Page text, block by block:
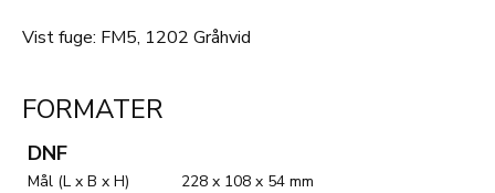
Vist fuge: FM5, 1202 Gråhvid
FORMATER
DNF
Mål (L x B x H)
228 x 108 x 54 mm